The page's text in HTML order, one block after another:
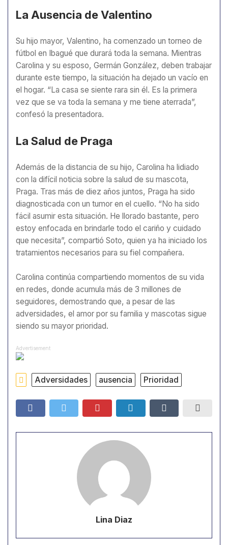
La Ausencia de Valentino
Su hijo mayor, Valentino, ha comenzado un torneo de
fútbol en Ibagué que durará toda la semana. Mientras
Carolina y su esposo, Germán González, deben trabajar
durante este tiempo, la situación ha dejado un vacío en
el hogar. “La casa se siente rara sin él. Es la primera
vez que se va toda la semana y me tiene aterrada”,
confesó la presentadora.
La Salud de Praga
Además de la distancia de su hijo, Carolina ha lidiado
con la difícil noticia sobre la salud de su mascota,
Praga. Tras más de diez años juntos, Praga ha sido
diagnosticada con un tumor en el cuello. “No ha sido
fácil asumir esta situación. He llorado bastante, pero
estoy enfocada en brindarle todo el cariño y cuidado
que necesita”, compartió Soto, quien ya ha iniciado los
tratamientos necesarios para su fiel compañera.
Carolina continúa compartiendo momentos de su vida
en redes, donde acumula más de 3 millones de
seguidores, demostrando que, a pesar de las
adversidades, el amor por su familia y mascotas sigue
siendo su mayor prioridad.
Advertisement
Adversidades ausencia Prioridad
Lina Diaz